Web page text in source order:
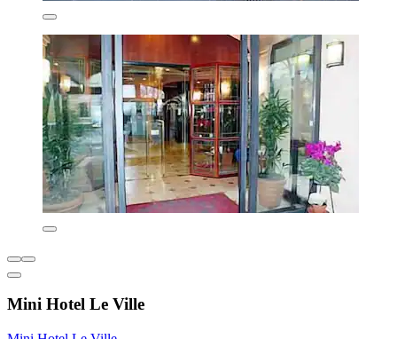
Mini Hotel Le Ville